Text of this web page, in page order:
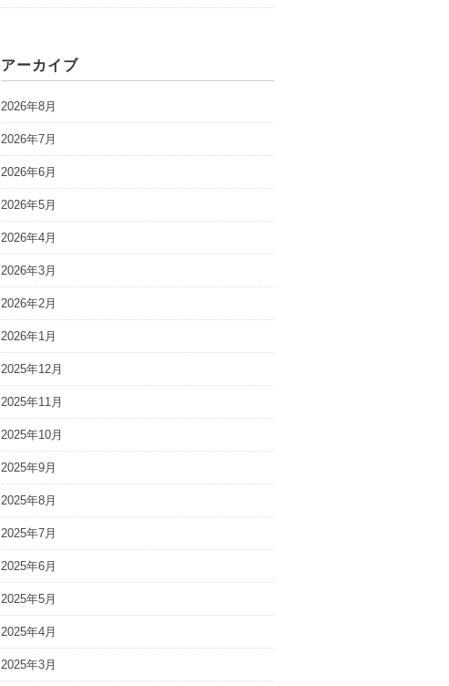
アーカイブ
2026年8月
2026年7月
2026年6月
2026年5月
2026年4月
2026年3月
2026年2月
2026年1月
2025年12月
2025年11月
2025年10月
2025年9月
2025年8月
2025年7月
2025年6月
2025年5月
2025年4月
2025年3月